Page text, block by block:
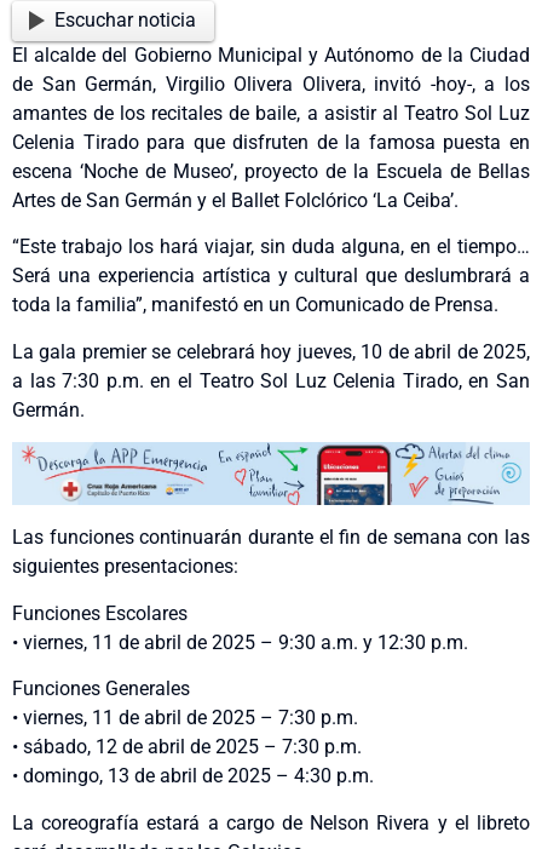
Escuchar noticia
El alcalde del Gobierno Municipal y Autónomo de la Ciudad
de San Germán, Virgilio Olivera Olivera, invitó -hoy-, a los
amantes de los recitales de baile, a asistir al Teatro Sol Luz
Celenia Tirado para que disfruten de la famosa puesta en
escena ‘Noche de Museo’, proyecto de la Escuela de Bellas
Artes de San Germán y el Ballet Folclórico ‘La Ceiba’.
“Este trabajo los hará viajar, sin duda alguna, en el tiempo…
Será una experiencia artística y cultural que deslumbrará a
toda la familia”, manifestó en un Comunicado de Prensa.
La gala premier se celebrará hoy jueves, 10 de abril de 2025,
a las 7:30 p.m. en el Teatro Sol Luz Celenia Tirado, en San
Germán.
Las funciones continuarán durante el fin de semana con las
siguientes presentaciones:
Funciones Escolares
• viernes, 11 de abril de 2025 – 9:30 a.m. y 12:30 p.m.
Funciones Generales
• viernes, 11 de abril de 2025 – 7:30 p.m.
• sábado, 12 de abril de 2025 – 7:30 p.m.
• domingo, 13 de abril de 2025 – 4:30 p.m.
La coreografía estará a cargo de Nelson Rivera y el libreto